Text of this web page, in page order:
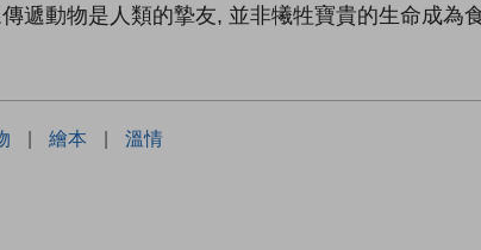
遞動物是人類的摯友, 並非犧牲寶貴的生命成為
| 繪本 | 溫情